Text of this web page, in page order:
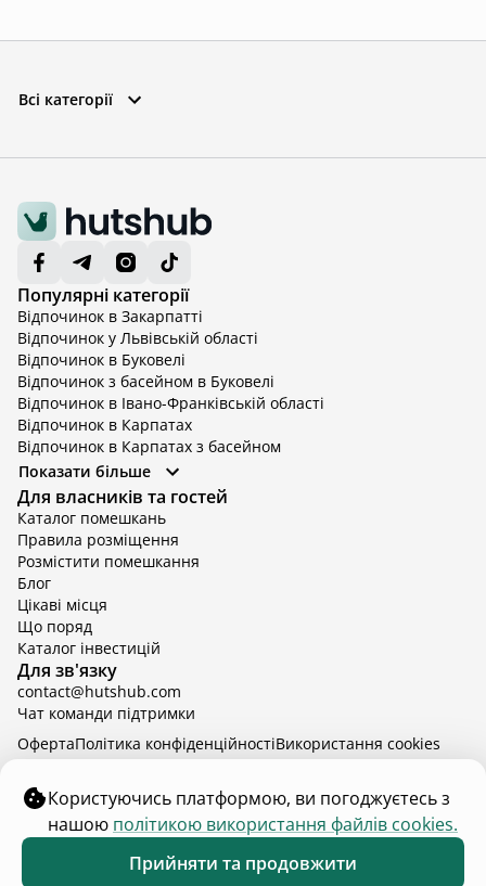
доба
2 дорослих
Забронювати
Всі категорії
Популярні категорії
Відпочинок в Закарпатті
Відпочинок у Львівській області
Відпочинок в Буковелі
Відпочинок з басейном в Буковелі
Відпочинок в Івано-Франківській області
Відпочинок в Карпатах
Відпочинок в Карпатах з басейном
Відпочинок в Київській області
Відпочинок в Київській області з басейном
Відпочинок в Тернопільській області
Відпочинок у Вінницькій області
Відпочинок в Яремче
Відпочинок у Львівській області з басейном
Відпочинок з басейном в Тернопільській області
Показати більше
Для власників та гостей
Каталог помешкань
Правила розміщення
Розмістити помешкання
Блог
Цікаві місця
Що поряд
Каталог інвестицій
Для зв'язку
contact@hutshub.com
Чат команди підтримки
hutshub | ©2026
ОфертаПолітика конфіденційностіBикористання cookies
Користуючись платформою, ви погоджуєтесь з
нашою політикою використання файлів cookies.
Прийняти та продовжити